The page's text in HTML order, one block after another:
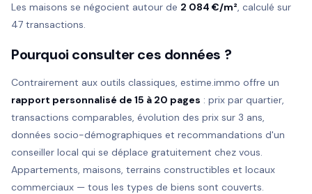
Les maisons se négocient autour de 2 084 €/m², calculé sur
47 transactions.
Pourquoi consulter ces données ?
Contrairement aux outils classiques, estime.immo offre un
rapport personnalisé de 15 à 20 pages : prix par quartier,
transactions comparables, évolution des prix sur 3 ans,
données socio-démographiques et recommandations d'un
conseiller local qui se déplace gratuitement chez vous.
Appartements, maisons, terrains constructibles et locaux
commerciaux — tous les types de biens sont couverts.